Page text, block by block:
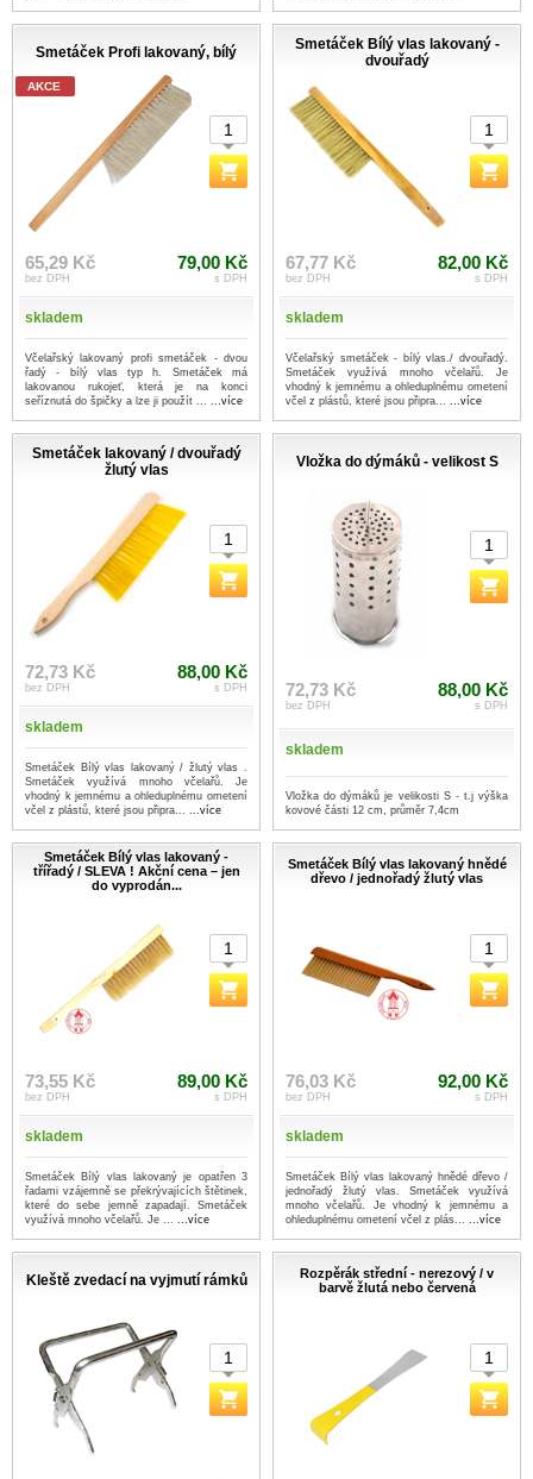
Smetáček Profi lakovaný, bílý
AKCE
65,29 Kč
bez DPH
79,00 Kč
s DPH
skladem
Včelařský lakovaný profi smetáček - dvou
řadý - bílý vlas typ h. Smetáček má
lakovanou rukojeť, která je na konci
seříznutá do špičky a lze ji použít ... ...více
Smetáček Bílý vlas lakovaný -
dvouřadý
67,77 Kč
bez DPH
82,00 Kč
s DPH
skladem
Včelařský smetáček - bílý vlas./ dvouřadý.
Smetáček využívá mnoho včelařů. Je
vhodný k jemnému a ohleduplnému ometení
včel z plástů, které jsou připra... ...více
Smetáček lakovaný / dvouřadý
žlutý vlas
72,73 Kč
bez DPH
88,00 Kč
s DPH
skladem
Smetáček Bílý vlas lakovaný / žlutý vlas .
Smetáček využívá mnoho včelařů. Je
vhodný k jemnému a ohleduplnému ometení
včel z plástů, které jsou připra... ...více
Vložka do dýmáků - velikost S
72,73 Kč
bez DPH
88,00 Kč
s DPH
skladem
Vložka do dýmáků je velikosti S - t.j výška
kovové části 12 cm, průměr 7,4cm
Smetáček Bílý vlas lakovaný -
třířadý / SLEVA ! Akční cena – jen
do vyprodán...
73,55 Kč
bez DPH
89,00 Kč
s DPH
skladem
Smetáček Bílý vlas lakovaný je opatřen 3
řadami vzájemně se překrývajících štětinek,
které do sebe jemně zapadají. Smetáček
využívá mnoho včelařů. Je ... ...více
Smetáček Bílý vlas lakovaný hnědé
dřevo / jednořadý žlutý vlas
76,03 Kč
bez DPH
92,00 Kč
s DPH
skladem
Smetáček Bílý vlas lakovaný hnědé dřevo /
jednořadý žlutý vlas. Smetáček využívá
mnoho včelařů. Je vhodný k jemnému a
ohleduplnému ometení včel z plás... ...více
Kleště zvedací na vyjmutí rámků
Rozpěrák střední - nerezový / v
barvě žlutá nebo červená